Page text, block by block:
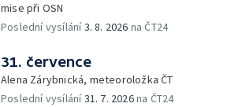
mise při OSN
Poslední vysílání3. 8. 2026 na ČT24
31. července
Alena Zárybnická, meteoroložka ČT
Poslední vysílání31. 7. 2026na ČT24